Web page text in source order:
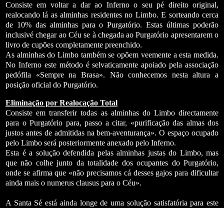
Consiste em voltar a dar ao Inferno o seu pé direito original,
realocando lá as alminhas residentes no Limbo. E sorteando cerca
de 10% das alminhas para o Purgatório. Estas últimas poderão
inclusivé chegar ao Céu se à chegada ao Purgatório apresentarem o
livro de cupões completamente preenchido.
As alminhas do Limbo também se opõem veemente a esta medida.
No Inferno este método é selvaticamente apoiado pela associação
pedófila «Sempre na Brasa». Não conhecemos nesta altura a
posição oficial do Purgatório.
Eliminação por Realocação Total
Consiste em transferir todas as alminhas do Limbo directamente
para o Purgatório para, passo a citar, «purificação das almas dos
justos antes de admitidas na bem-aventurança». O espaço ocupado
pelo Limbo será posteriormente anexado pelo Inferno.
Esta é a solução defendida pelas alminhas justas do Limbo, mas
que não colhe junto da totalidade dos ocupantes do Purgatório,
onde se afirma que «não precisamos cá desses gajos para dificultar
ainda mais o numerus clausus para o Céu».
A Santa Sé está ainda longe de uma solução satisfatória para este